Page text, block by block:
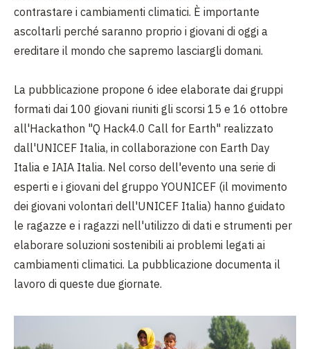
contrastare i cambiamenti climatici. È importante
ascoltarli perché saranno proprio i giovani di oggi a
ereditare il mondo che sapremo lasciargli domani.
La pubblicazione propone 6 idee elaborate dai gruppi
formati dai 100 giovani riuniti gli scorsi 15 e 16 ottobre
all'Hackathon "Q Hack4.0 Call for Earth" realizzato
dall'UNICEF Italia, in collaborazione con Earth Day
Italia e IAIA Italia. Nel corso dell'evento una serie di
esperti e i giovani del gruppo YOUNICEF (il movimento
dei giovani volontari dell'UNICEF Italia) hanno guidato
le ragazze e i ragazzi nell'utilizzo di dati e strumenti per
elaborare soluzioni sostenibili ai problemi legati ai
cambiamenti climatici. La pubblicazione documenta il
lavoro di queste due giornate.